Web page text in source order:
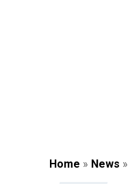
Home » News »